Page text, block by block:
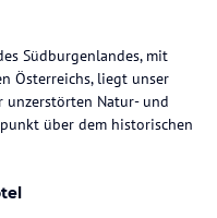
Südburgenlandes, mit
Österreichs, liegt unser
unzerstörten Natur- und
über dem historischen